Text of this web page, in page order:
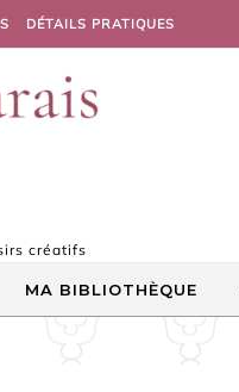
DÉTAILS PRATIQUES
créatifs
MA BIBLIOTHÈQUE